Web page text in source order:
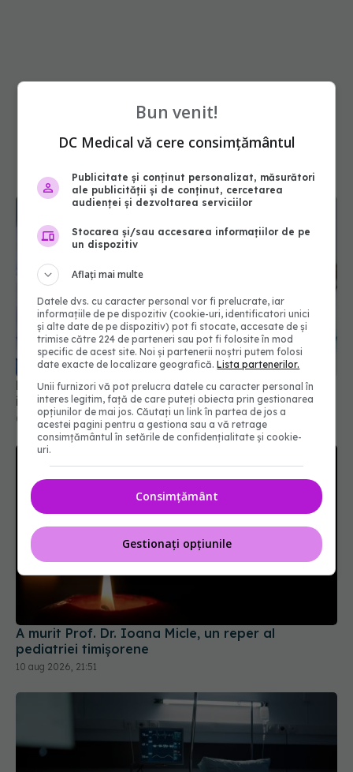
Reclamele din platformele medicale AI pot
influența prescrierea medicamentelor
09 aug 2026, 21:00
A murit Prof. Dr. Ioana Micle, un reper al
pediatriei timișorene
10 aug 2026, 21:51
Bun venit!
DC Medical vă cere consimțământul
Publicitate și conținut personalizat, măsurători
ale publicității și de conținut, cercetarea
audienței și dezvoltarea serviciilor
Stocarea și/sau accesarea informațiilor de pe
un dispozitiv
Aflați mai multe
Datele dvs. cu caracter personal vor fi prelucrate, iar
informațiile de pe dispozitiv (cookie-uri, identificatori unici
și alte date de pe dispozitiv) pot fi stocate, accesate de și
trimise către 224 de parteneri sau pot fi folosite în mod
specific de acest site. Noi și partenerii noștri putem folosi
date exacte de localizare geografică.Lista partenerilor.
Unii furnizori vă pot prelucra datele cu caracter personal în
interes legitim, față de care puteți obiecta prin gestionarea
opțiunilor de mai jos. Căutați un link în partea de jos a
acestei pagini pentru a gestiona sau a vă retrage
consimțământul în setările de confidențialitate și cookie-
uri.
Consimțământ
Gestionați opțiunile